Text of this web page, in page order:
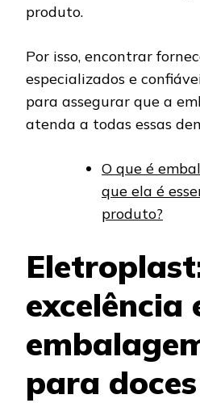
produto.
Por isso, encontrar
especializados e
para assegurar que a
atenda a todas essas
O que é
que ela é
produto?
excelência
para doces